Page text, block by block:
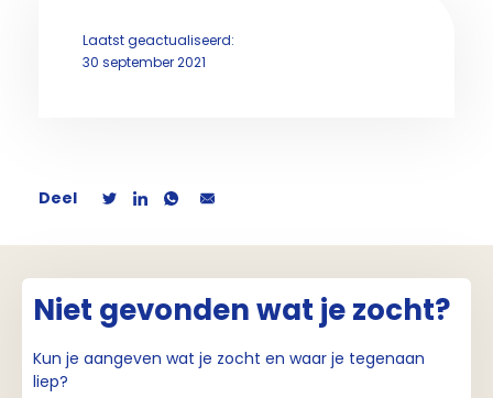
Laatst geactualiseerd:
30 september 2021
Deel
Niet gevonden wat je zocht?
Kun je aangeven wat je zocht en waar je tegenaan
liep?